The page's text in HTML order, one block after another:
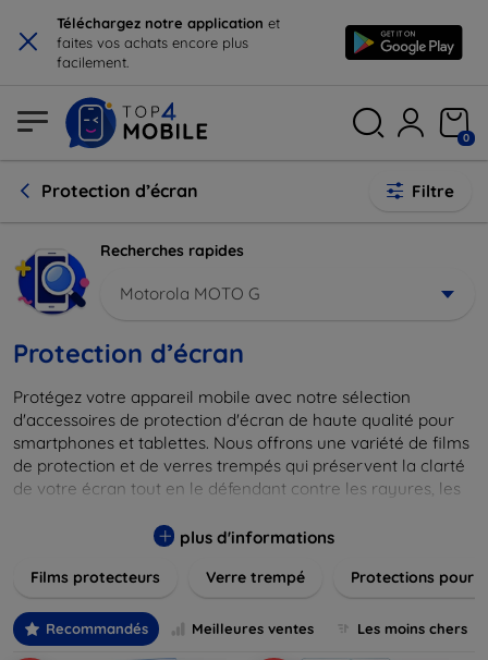
× Téléchargez notre application et
faites vos achats encore plus
facilement.
0
Protection d’écran Filtre
Recherches rapides
Motorola MOTO G
Protection d’écran
Protégez votre appareil mobile avec notre sélection
d'accessoires de protection d'écran de haute qualité pour
smartphones et tablettes. Nous offrons une variété de films
de protection et de verres trempés qui préservent la clarté
de votre écran tout en le défendant contre les rayures, les
s'adapter parfaitement à votre appareil, garantissant une
compromis sur la sensibilité tactile. Explorez notre gamme
besoins et assurez-vous que votre écran reste comme neuf,
longtemps.
plus d'informations
Films protecteurs Verre trempé Protections pour
Recommandés Meilleures ventes Les moins chers